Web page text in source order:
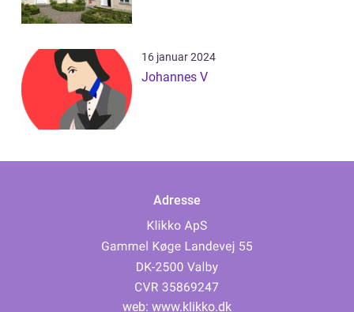
16 januar 2024
Johannes V
Adresse
web: www.klikko.dk